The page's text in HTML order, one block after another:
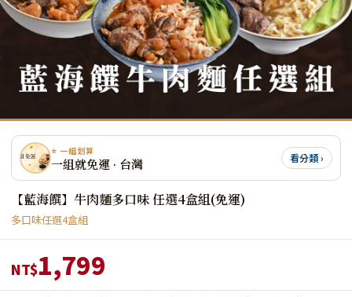
⭐ 一組划算
一組就免運 · 台灣 看分類 ›
【藍海饌】牛肉麵多口味 任選4盒組(免運)
多口味任選4盒組
NT$1,799